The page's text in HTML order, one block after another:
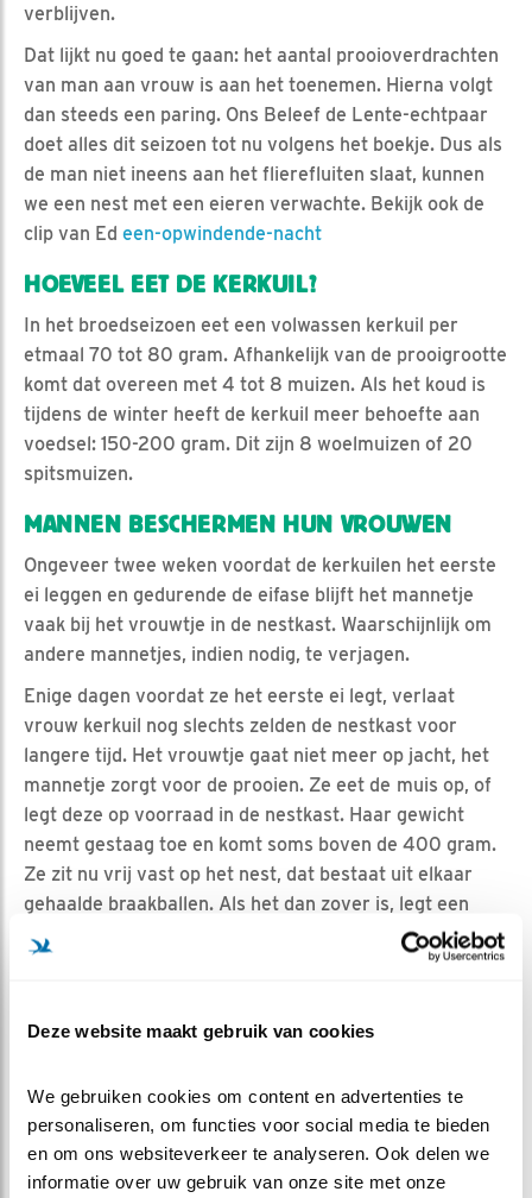
Deze website maakt gebruik van cookies
We gebruiken cookies om content en advertenties te
personaliseren, om functies voor social media te bieden
en om ons websiteverkeer te analyseren. Ook delen we
informatie over uw gebruik van onze site met onze
verblijven.
Dat lijkt nu goed te gaan: het aantal prooioverdrachten
van man aan vrouw is aan het toenemen. Hierna volgt
dan steeds een paring. Ons Beleef de Lente-echtpaar
doet alles dit seizoen tot nu volgens het boekje. Dus als
de man niet ineens aan het flierefluiten slaat, kunnen
we een nest met een eieren verwachte. Bekijk ook de
clip van Ed een-opwindende-nacht
HOEVEEL EET DE KERKUIL?
In het broedseizoen eet een volwassen kerkuil per
etmaal 70 tot 80 gram. Afhankelijk van de prooigrootte
komt dat overeen met 4 tot 8 muizen. Als het koud is
tijdens de winter heeft de kerkuil meer behoefte aan
voedsel: 150-200 gram. Dit zijn 8 woelmuizen of 20
spitsmuizen.
MANNEN BESCHERMEN HUN VROUWEN
Ongeveer twee weken voordat de kerkuilen het eerste
ei leggen en gedurende de eifase blijft het mannetje
vaak bij het vrouwtje in de nestkast. Waarschijnlijk om
andere mannetjes, indien nodig, te verjagen.
Enige dagen voordat ze het eerste ei legt, verlaat
vrouw kerkuil nog slechts zelden de nestkast voor
langere tijd. Het vrouwtje gaat niet meer op jacht, het
mannetje zorgt voor de prooien. Ze eet de muis op, of
legt deze op voorraad in de nestkast. Haar gewicht
neemt gestaag toe en komt soms boven de 400 gram.
Ze zit nu vrij vast op het nest, dat bestaat uit elkaar
gehaalde braakballen. Als het dan zover is, legt een
vrouw kerkuil gemiddeld vier tot zeven eieren.
We zien de kerkuilen behalve paren ook vaak op één
korte ‘hazenslaapjes’ tot zeer diepe slaap. De meeste
vogels slapen met een naar achteren gedraaide kop
onder de schouderveren gestoken, of met de kop naar
achteren gericht op de schouders. Veel vogels, vooral